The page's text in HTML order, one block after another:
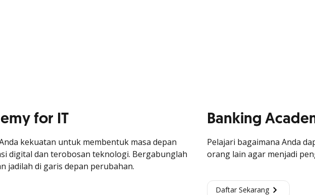
for IT
kekuatan untuk membentuk masa depan
digital dan terobosan teknologi. Bergabunglah
jadilah di garis depan perubahan.
Banking
Pelajari bagaimana Anda
orang lain agar menjadi
Daftar Sekarang